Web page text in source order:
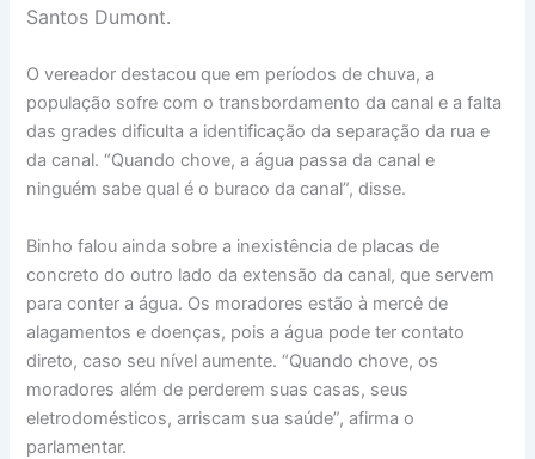
Santos Dumont.
O vereador destacou que em períodos de chuva, a
população sofre com o transbordamento da canal e a falta
das grades dificulta a identificação da separação da rua e
da canal. “Quando chove, a água passa da canal e
ninguém sabe qual é o buraco da canal”, disse.
Binho falou ainda sobre a inexistência de placas de
concreto do outro lado da extensão da canal, que servem
para conter a água. Os moradores estão à mercê de
alagamentos e doenças, pois a água pode ter contato
direto, caso seu nível aumente. “Quando chove, os
moradores além de perderem suas casas, seus
eletrodomésticos, arriscam sua saúde”, afirma o
parlamentar.